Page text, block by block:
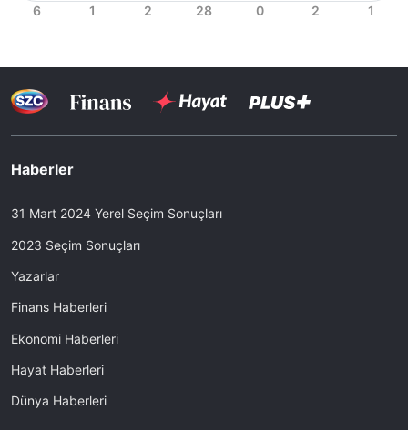
Haberler
31 Mart 2024 Yerel Seçim Sonuçları
2023 Seçim Sonuçları
Yazarlar
Finans Haberleri
Ekonomi Haberleri
Hayat Haberleri
Dünya Haberleri